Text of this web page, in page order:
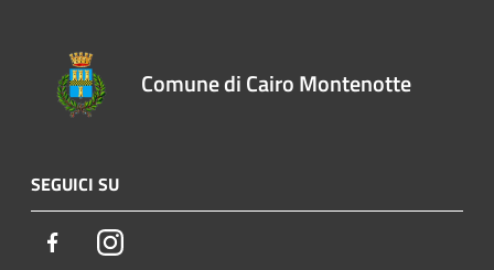
Comune di Cairo Montenotte
SEGUICI SU
FacebookInstagram